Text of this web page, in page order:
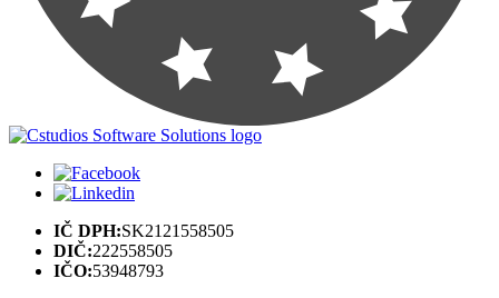
IČ DPH:SK2121558505
DIČ:2‍22558505
IČO:53948793